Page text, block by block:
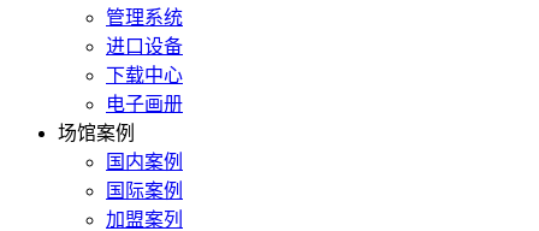
管理系统
进口设备
下载中心
电子画册
场馆案例
国内案例
国际案例
加盟案列